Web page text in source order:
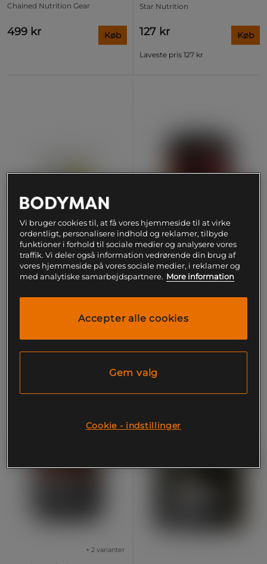
Chained Nutrition Gear
499 kr Køb
Star Nutrition
127 kr
Laveste pris 127 kr
Køb
ELIT 100% ren
kreatinmonohydrat 300 g
+ 7 varianter
Elit Nutrition
CreaKong CX8 Kreatin 249 g
249 kr
+ 2 varianter
Vi bruger cookies til, at få vores hjemmeside til at virke
ordentligt, personalisere indhold og reklamer, tilbyde
funktioner i forhold til sociale medier og analysere vores
traffik. Vi deler også information vedrørende din brug af
vores hjemmeside på vores sociale medier, i reklamer og
med analytiske samarbejdspartnere. More information
Accepter alle cookies
Gem valg
Cookie - indstillinger